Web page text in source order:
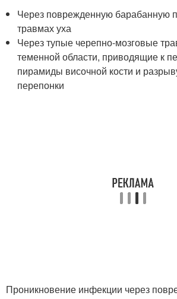
Через поврежденную барабанную
травмах уха
Через тупые черепно-мозговые
теменной области, приводящие к
пирамиды височной кости и
перепонки
Проникновение инфекции через